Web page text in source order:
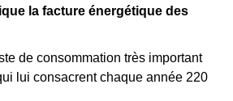
la facture énergétique des
de consommation très important
lui consacrent chaque année 220